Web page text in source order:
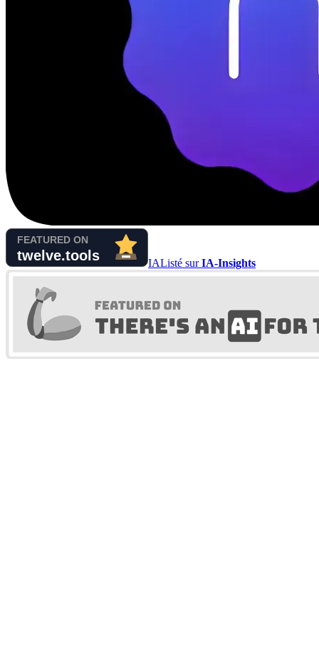
IAListé surIA-Insights